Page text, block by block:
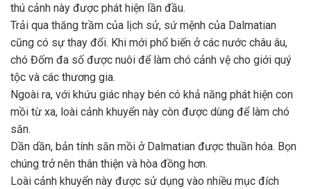
thú cảnh này được phát hiện lần đầu.
Trải qua thăng trầm của lịch sử, sứ mệnh của Dalmatian
cũng có sự thay đổi. Khi mới phổ biến ở các nước châu âu,
chó Đốm đa số được nuôi để làm chó cảnh vệ cho giới quý
tộc và các thương gia.
Ngoài ra, với khứu giác nhạy bén có khả năng phát hiện con
mồi từ xa, loài cảnh khuyển này còn được dùng để làm chó
săn.
Dần dần, bản tính săn mồi ở Dalmatian được thuần hóa. Bọn
chúng trở nên thân thiện và hòa đồng hơn.
Loài cảnh khuyển này được sử dụng vào nhiều mục đích